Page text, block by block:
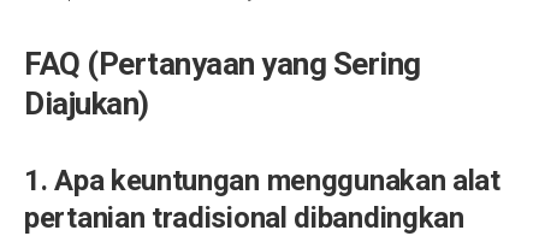
FAQ (Pertanyaan yang Sering
Diajukan)
1. Apa keuntungan menggunakan alat
pertanian tradisional dibandingkan